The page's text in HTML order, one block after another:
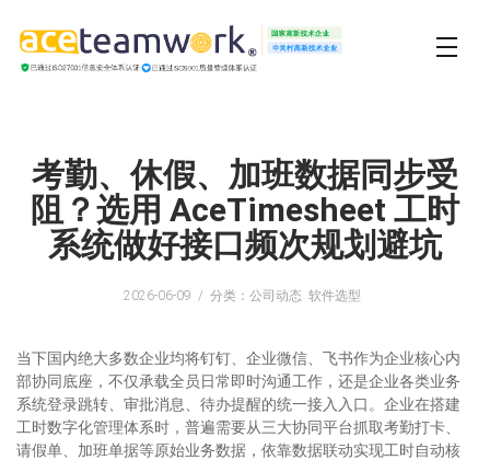
考勤、休假、加班数据同步受
阻？选用 AceTimesheet 工时
系统做好接口频次规划避坑
2026-06-09 分类：公司动态 软件选型
当下国内绝大多数企业均将钉钉、企业微信、飞书作为企业核心内
部协同底座，不仅承载全员日常即时沟通工作，还是企业各类业务
系统登录跳转、审批消息、待办提醒的统一接入入口。企业在搭建
工时数字化管理体系时，普遍需要从三大协同平台抓取考勤打卡、
请假单、加班单据等原始业务数据，依靠数据联动实现工时自动核